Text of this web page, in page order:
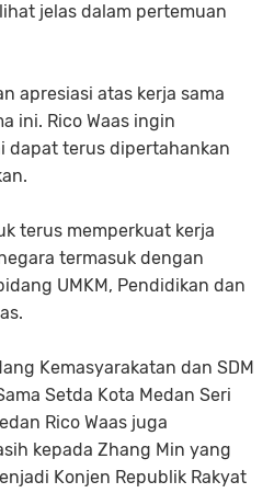
jelas dalam pertemuan
apresiasi atas kerja sama
ini. Rico Waas ingin
dapat terus dipertahankan
terus memperkuat kerja
termasuk dengan
UMKM, Pendidikan dan
Kemasyarakatan dan SDM
Setda Kota Medan Seri
Rico Waas juga
kepada Zhang Min yang
Konjen Republik Rakyat